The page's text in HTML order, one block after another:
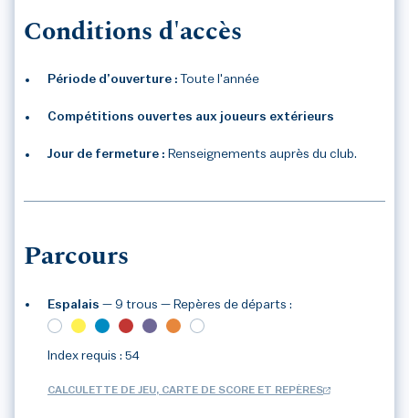
Conditions d'accès
Période d’ouverture : Toute l'année
Compétitions ouvertes aux joueurs extérieurs
Jour de fermeture : Renseignements auprès du club.
Parcours
Espalais — 9 trous — Repères de départs :
Index requis : 54
CALCULETTE DE JEU, CARTE DE SCORE ET REPÈRES